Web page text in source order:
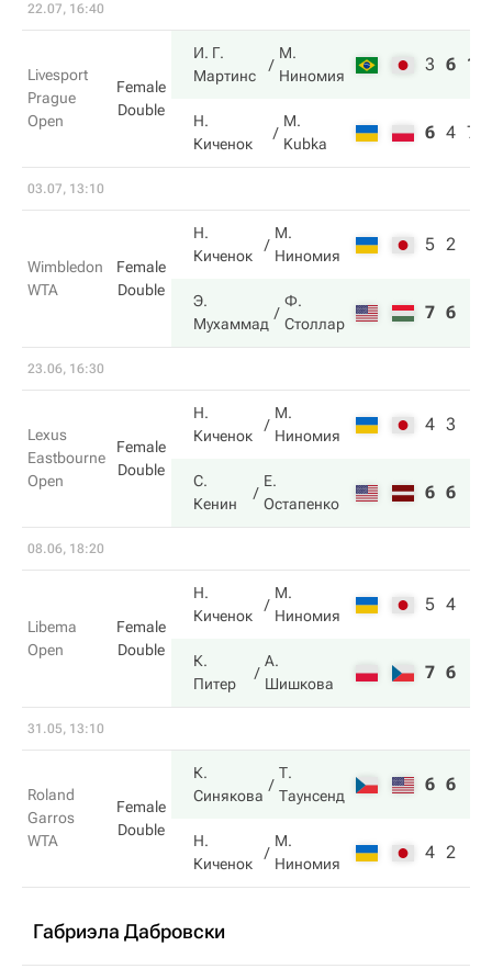
22.07, 16:40
Livesport
Prague
Open
Female
Double
И. Г.
Мартинс
М.
Ниномия
3 6 10
Н.
Киченок
M.
Kubka
6 4 7
03.07, 13:10
Wimbledon
WTA
Female
Double
Н.
Киченок
М.
Ниномия
5 2
Э.
Мухаммад
Ф.
Столлар
7 6
23.06, 16:30
Lexus
Eastbourne
Open
Female
Double
Н.
Киченок
М.
Ниномия
4 3
С.
Кенин
Е.
Остапенко
6 6
08.06, 18:20
Libema
Open
Female
Double
Н.
Киченок
М.
Ниномия
5 4
К.
Питер
А.
Шишкова
7 6
31.05, 13:10
Roland
Garros
WTA
Female
Double
К.
Синякова
Т.
Таунсенд
6 6
Н.
Киченок
М.
Ниномия
4 2
Габриэла Дабровски